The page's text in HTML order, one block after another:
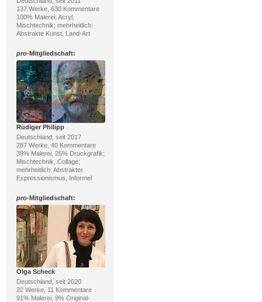
137 Werke, 630 Kommentare
100% Malerei; Acryl,
Mischtechnik; mehrheitlich:
Abstrakte Kunst, Land-Art
pro-Mitgliedschaft:
Rüdiger Philipp
Deutschland, seit 2017
287 Werke, 40 Kommentare
39% Malerei, 26% Druckgrafik;
Mischtechnik, Collage;
mehrheitlich: Abstrakter
Expressionismus, Informel
pro-Mitgliedschaft:
Olga Scheck
Deutschland, seit 2020
22 Werke, 11 Kommentare
91% Malerei, 9% Original-